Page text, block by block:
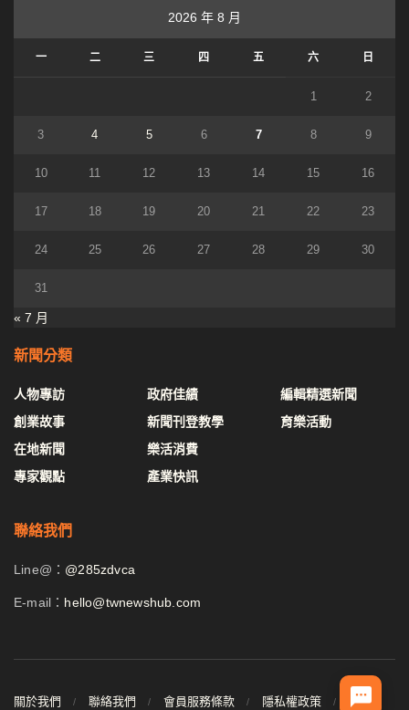
2026 年 8 月
一 二 三 四 五 六 日
1 2
3 4 5 6 7 8 9
10 11 12 13 14 15 16
17 18 19 20 21 22 23
24 25 26 27 28 29 30
31
« 7 月
新聞分類
人物專訪
創業故事
在地新聞
專家觀點
政府佳績
新聞刊登教學
樂活消費
產業快訊
編輯精選新聞
育樂活動
聯絡我們
Line@： @285zdvca
E-mail： hello@twnewshub.com
關於我們 聯絡我們 會員服務條款 隱私權政策